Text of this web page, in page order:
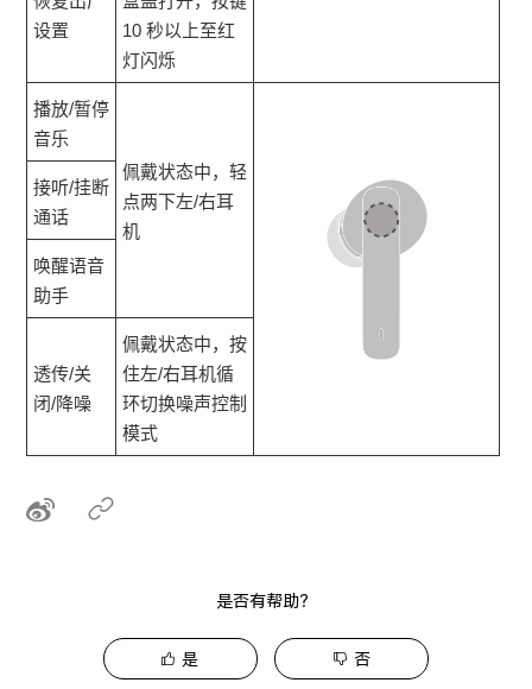
设置
10 秒以上至红
灯闪烁
播放/暂停
音乐
佩戴状态中，轻
点两下左/右耳
机
接听/挂断
通话
唤醒语音
助手
透传/关
闭/降噪
佩戴状态中，按
住左/右耳机循
环切换噪声控制
模式
是否有帮助？
是 否